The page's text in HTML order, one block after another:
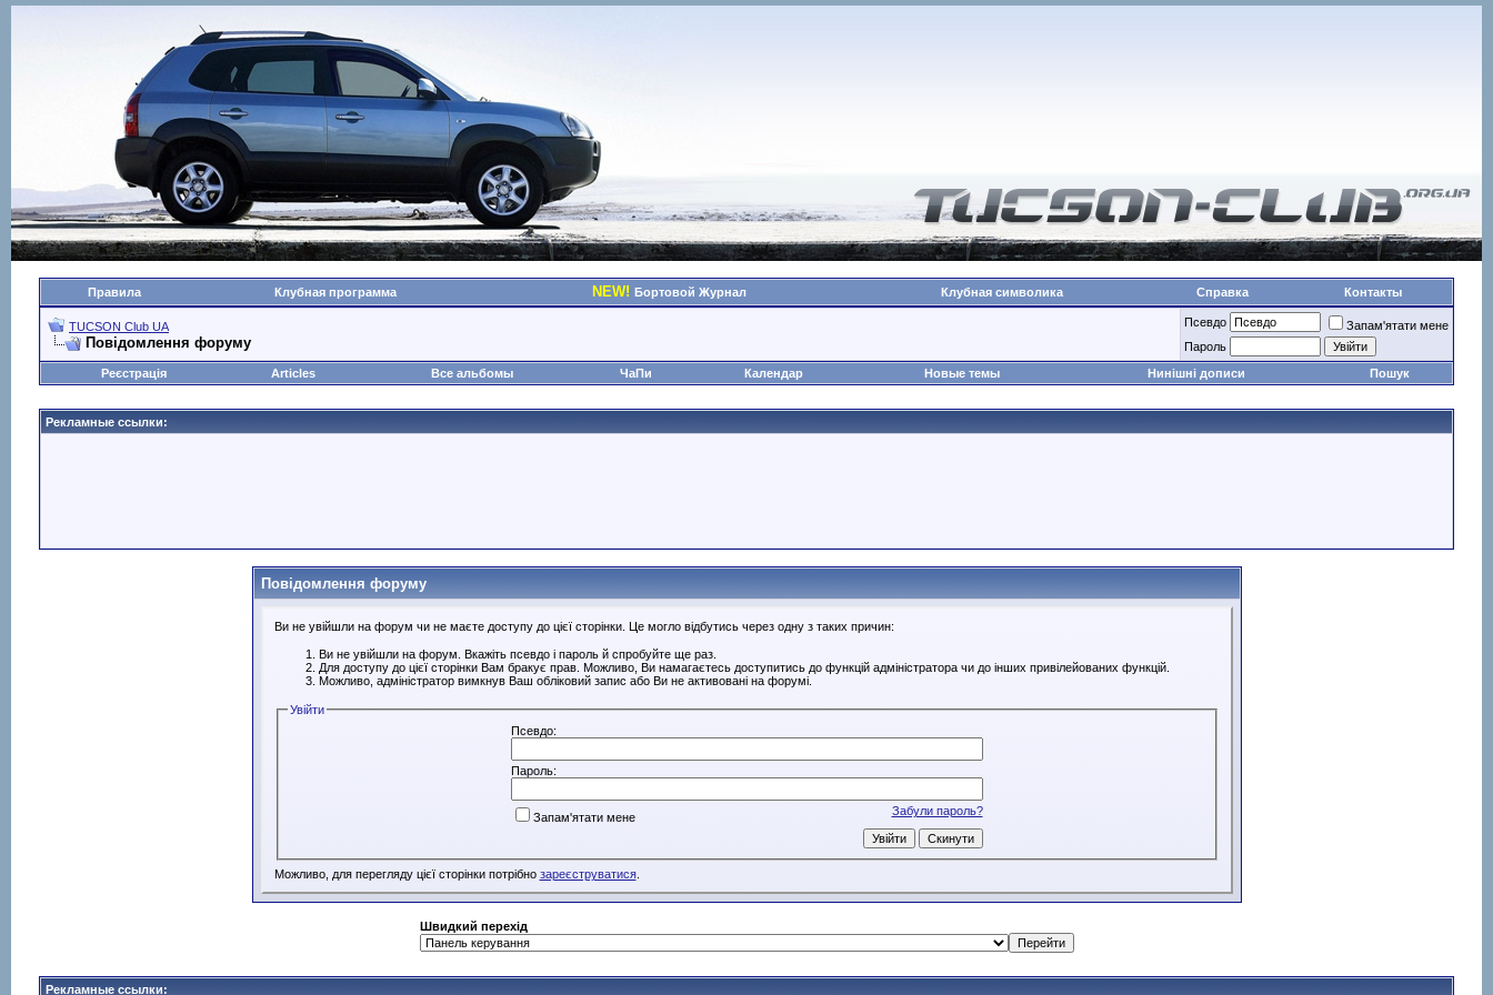
Правила Клубная программа NEW! Бортовой Журнал Клубная символика Справка Контакты
TUCSON Club UA
Повідомлення форуму
Псевдо
Запам'ятати мене
Пароль
Реєстрація
Articles Все альбомы ЧаПи Календар Новые темы Нинішні дописи Пошук
Рекламные ссылки:
Повідомлення форуму
Ви не увійшли на форум чи не маєте доступу до цієї сторінки. Це могло відбутись через одну з таких причин:
Ви не увійшли на форум. Вкажіть псевдо і пароль й спробуйте ще раз.
Для доступу до цієї сторінки Вам бракує прав. Можливо, Ви намагаєтесь доступитись до функцій адміністратора чи до інших привілейованих функцій.
Можливо, адміністратор вимкнув Ваш обліковий запис або Ви не активовані на форумі.
Увійти
Псевдо:
Пароль:
Забули пароль?
Запам'ятати мене
Можливо, для перегляду цієї сторінки потрібно зареєструватися.
Швидкий перехід
Рекламные ссылки: